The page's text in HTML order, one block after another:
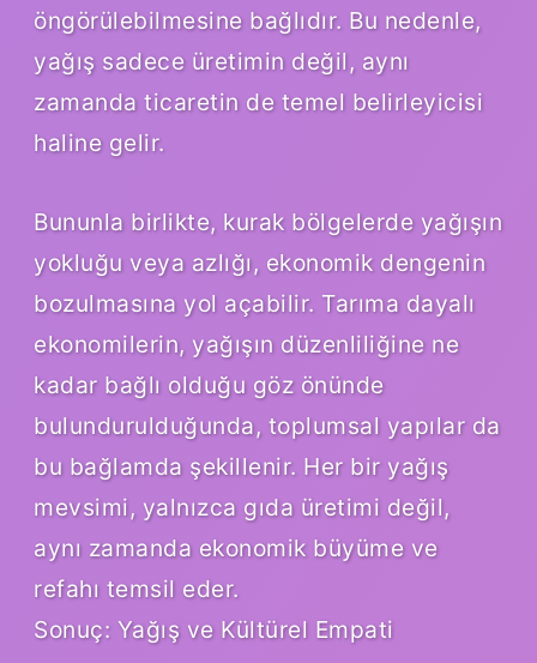
öngörülebilmesine bağlıdır. Bu nedenle,
yağış sadece üretimin değil, aynı
zamanda ticaretin de temel belirleyicisi
haline gelir.
Bununla birlikte, kurak bölgelerde yağışın
yokluğu veya azlığı, ekonomik dengenin
bozulmasına yol açabilir. Tarıma dayalı
ekonomilerin, yağışın düzenliliğine ne
kadar bağlı olduğu göz önünde
bulundurulduğunda, toplumsal yapılar da
bu bağlamda şekillenir. Her bir yağış
mevsimi, yalnızca gıda üretimi değil,
aynı zamanda ekonomik büyüme ve
refahı temsil eder.
Sonuç: Yağış ve Kültürel Empati